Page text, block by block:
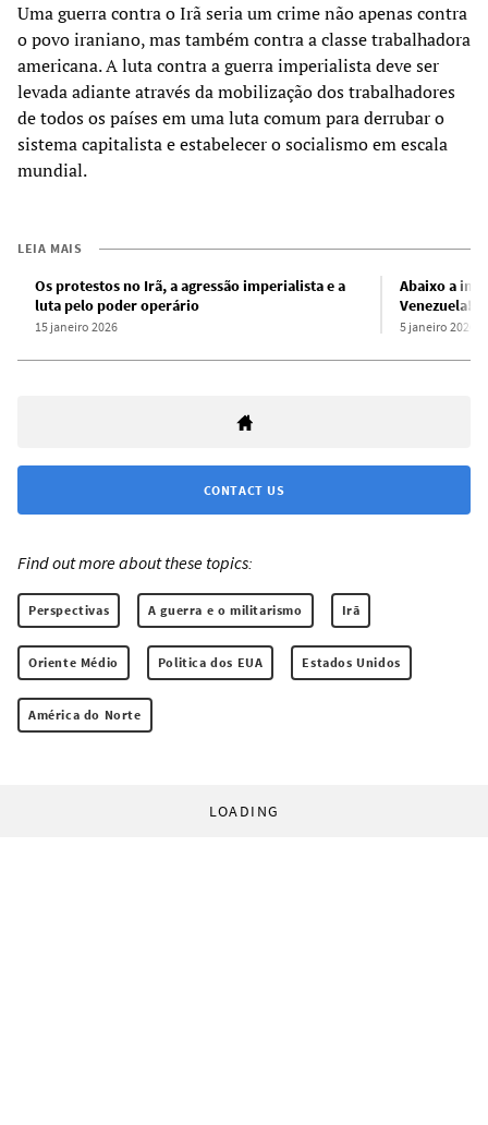
Uma guerra contra o Irã seria um crime não apenas contra
o povo iraniano, mas também contra a classe trabalhadora
americana. A luta contra a guerra imperialista deve ser
levada adiante através da mobilização dos trabalhadores
de todos os países em uma luta comum para derrubar o
sistema capitalista e estabelecer o socialismo em escala
mundial.
LEIA MAIS
Os protestos no Irã, a agressão imperialista e a
luta pelo poder operário
15 janeiro 2026
Abaixo a
Venezuela!
5 janeiro 2026
CONTACT US
Find out more about these topics:
Perspectivas A guerra e o militarismo Irã
Oriente Médio Politica dos EUA Estados Unidos
América do Norte
LOADING